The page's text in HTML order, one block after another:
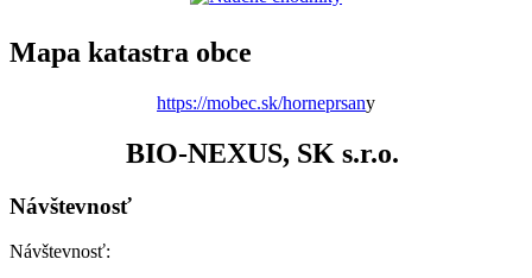
Mapa katastra obce
https://mobec.sk/horneprsany
BIO-NEXUS, SK s.r.o.
Návštevnosť
Návštevnosť: